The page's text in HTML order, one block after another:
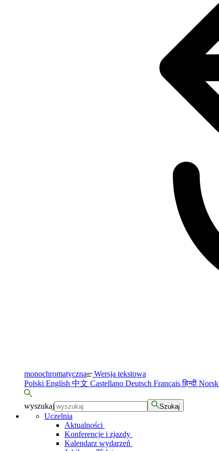
monochromatyczna Wersja tekstowa
Polski English 中文 Castellano Deutsch Françaisहिन्दी Norsk
wyszukaj Szukaj
Uczelnia
Aktualności
Konferencje i zjazdy
Kalendarz wydarzeń